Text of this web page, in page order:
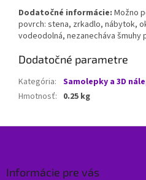
Dodatočné informácie: Možno
povrch: stena, zrkadlo, nábytok,
vodeodolná, nezanecháva šmuhy
Dodatočné parametre
Kategória: Samolepky a 3D
Hmotnosť: 0.25 kg
Informácie pre vás